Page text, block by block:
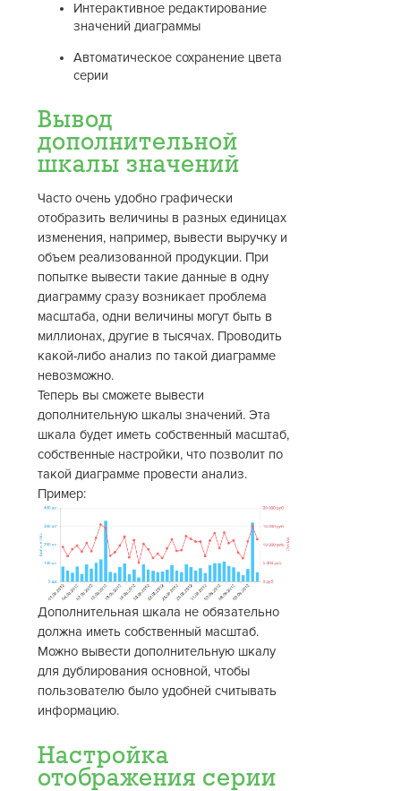
Интерактивное редактирование
значений диаграммы
Автоматическое сохранение цвета
серии
Вывод
дополнительной
шкалы значений
Часто очень удобно графически
отобразить величины в разных единицах
изменения, например, вывести выручку и
объем реализованной продукции. При
попытке вывести такие данные в одну
диаграмму сразу возникает проблема
масштаба, одни величины могут быть в
миллионах, другие в тысячах. Проводить
какой-либо анализ по такой диаграмме
невозможно.
Теперь вы сможете вывести
дополнительную шкалы значений. Эта
шкала будет иметь собственный масштаб,
собственные настройки, что позволит по
такой диаграмме провести анализ.
Пример:
Дополнительная шкала не обязательно
должна иметь собственный масштаб.
Можно вывести дополнительную шкалу
для дублирования основной, чтобы
пользователю было удобней считывать
информацию.
Настройка
отображения серии